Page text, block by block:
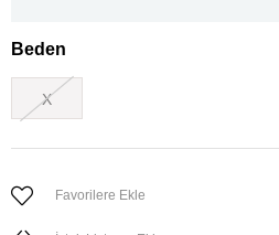
Beden
X
Favorilere Ekle